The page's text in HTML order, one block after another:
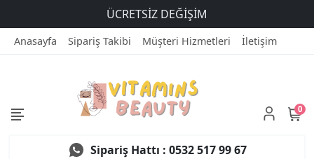
ÜCRETSİZ DEĞİŞİM
Anasayfa Sipariş Takibi Müşteri Hizmetleri İletişim
Sipariş Hattı : 0532 517 99 67
0